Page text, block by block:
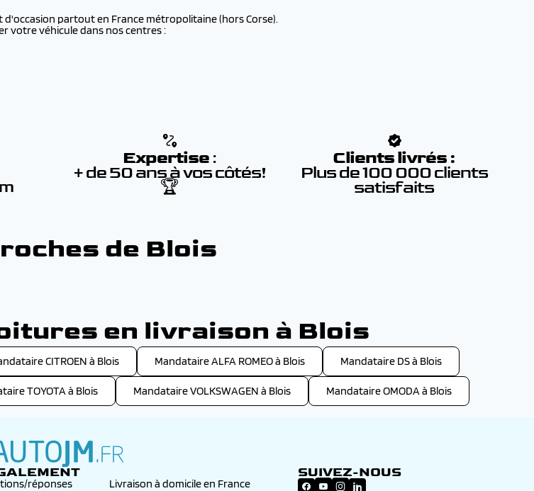
d'occasion partout en France métropolitaine (hors Corse).
votre véhicule dans nos centres :
Expertise :
+ de 50 ans à vos côtés!
🏆
Clients livrés :
Plus de 100 000 clients
satisfaits
de Blois
en livraison à Blois
CITROEN à Blois Mandataire ALFA ROMEO à Blois Mandataire DS à Blois
TOYOTA à Blois Mandataire VOLKSWAGEN à Blois Mandataire OMODA à Blois
autojm.fr
réponses Livraison à domicile en France
SUIVEZ-NOUS